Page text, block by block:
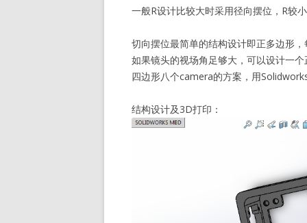
一般R设计比较大时采用径向摆位，R较
切向摆位最简单的结构设计即正多边形
如果镜头的视场角足够大，可以设计一
四边形八个camera的方案，用
结构设计及3D打印：